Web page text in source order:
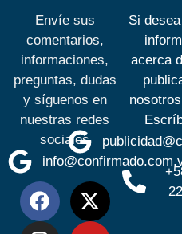
Envíe sus
comentarios,
informaciones,
preguntas, dudas
y síguenos en
nuestras redes
sociales
Si
acerca